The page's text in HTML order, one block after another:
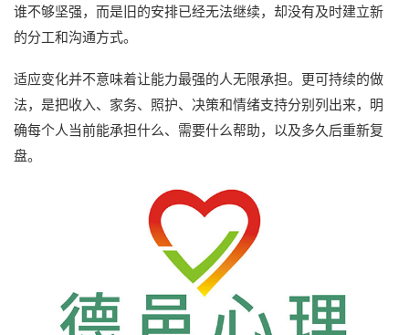
谁不够坚强，而是旧的安排已经无法继续，却没有及时建立新
的分工和沟通方式。
适应变化并不意味着让能力最强的人无限承担。更可持续的做
法，是把收入、家务、照护、决策和情绪支持分别列出来，明
确每个人当前能承担什么、需要什么帮助，以及多久后重新复
盘。